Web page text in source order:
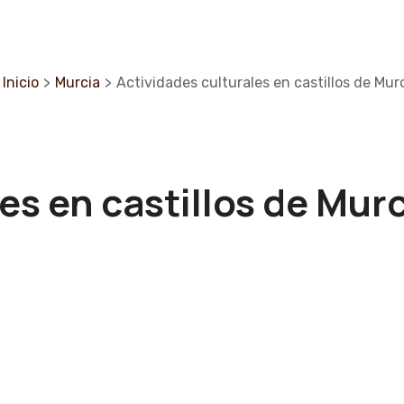
> Murcia > Actividades culturales en castillos de
en castillos de